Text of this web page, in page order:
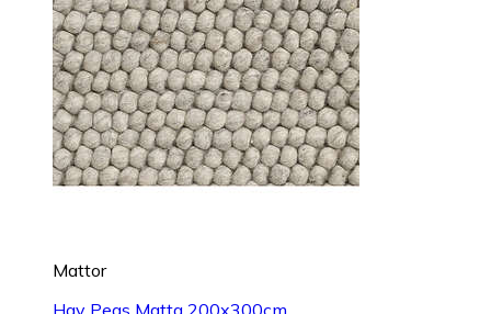
Mattor
Hay Peas Matta 200x300cm